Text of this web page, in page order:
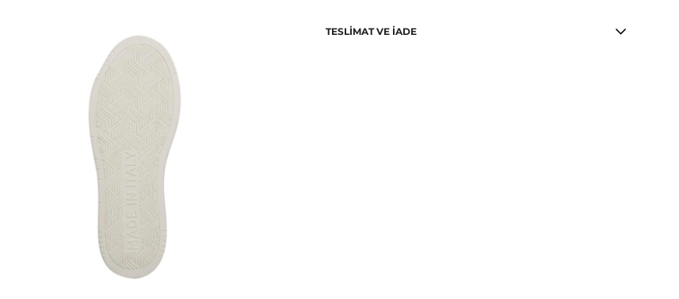
TESLIMAT VE İADE